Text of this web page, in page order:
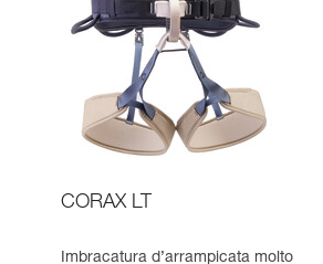
CORAX LT
Imbracatura d’arrampicata molto